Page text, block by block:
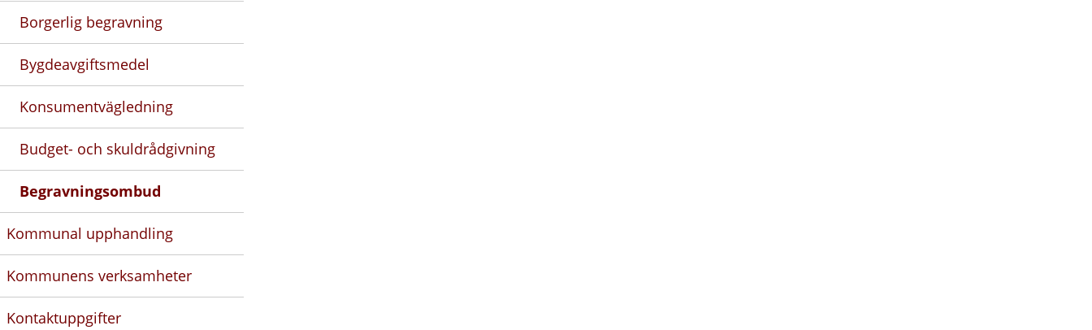
Borgerlig begravning
Bygdeavgiftsmedel
Konsumentvägledning
Budget- och skuldrådgivning
Begravningsombud
Kommunal upphandling
Kommunens verksamheter
Kontaktuppgifter